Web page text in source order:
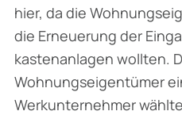
hier, da die
die Erneuerung der
kastenanlagen wollten.
Wohnungseigentümer
Werkunternehmer